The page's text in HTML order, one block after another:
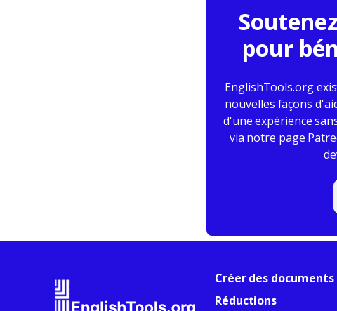
pour
EnglishTools.org
nouvelles façons
d'une expérience
via notre page
Créer des
Réductions